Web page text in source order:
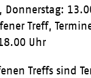
Donnerstag:
Treff,
Uhr
Treffs sind